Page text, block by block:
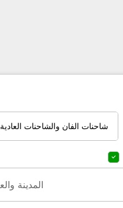
شاحنات الفان والشاحنات العادية